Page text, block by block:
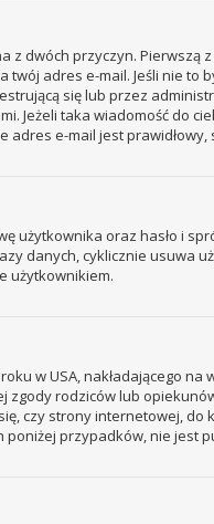
dwóch przyczyn. Pierwszą
adres e-mail. Jeśli nie to
się lub przez
Jeżeli taka wiadomość do
e-mail jest
użytkownika oraz hasło i
danych, cyklicznie usuwa
użytkownikiem.
w USA, nakładającego
zgody rodziców lub
czy strony internetowej,
przypadków, nie